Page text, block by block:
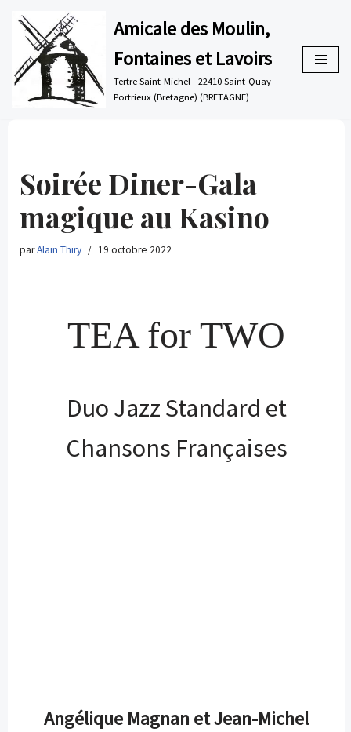
Aller
au
contenu
Amicale des Moulin,
Fontaines et Lavoirs
Tertre Saint-Michel - 22410 Saint-Quay-
Portrieux (Bretagne) (BRETAGNE)
Soirée Diner-Gala
magique au Kasino
parAlain Thiry 19 octobre 2022
TEA for TWO
Duo Jazz Standard et
Chansons Françaises
Angélique Magnan et Jean-Michel